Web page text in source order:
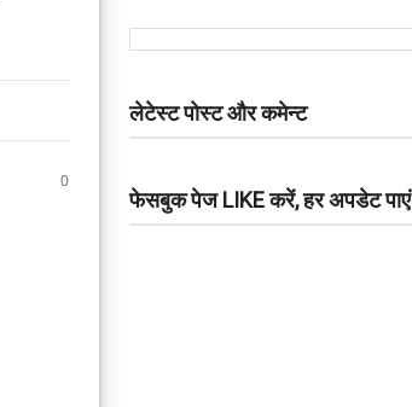
0
लेटेस्ट पोस्ट और कमेन्ट
फेसबुक पेज LIKE करें, हर अपडेट पाएं